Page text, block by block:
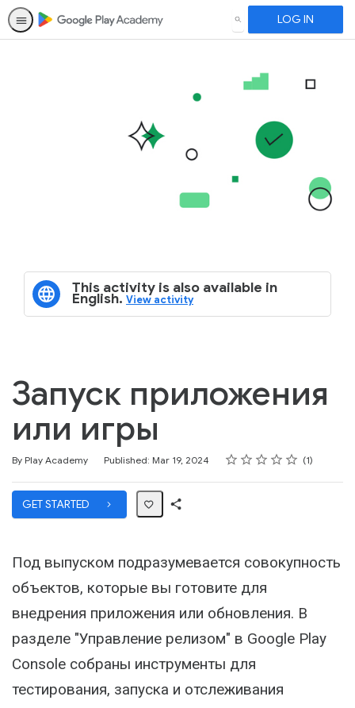
SEARCH LOG IN
This activity is also available in
English. View activity
Запуск приложения
или игры
By Play Academy Published: Mar 19, 2024 Rating
1 star
2 stars
3 stars
4 stars
5 stars
Average rating: 0 1
1 review
GET STARTED
Под выпуском подразумевается совокупность
объектов, которые вы готовите для
внедрения приложения или обновления. В
разделе "Управление релизом" в Google Play
Console собраны инструменты для
тестирования, запуска и отслеживания